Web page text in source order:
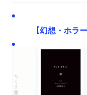
【幻想・ホ
ちくま文庫